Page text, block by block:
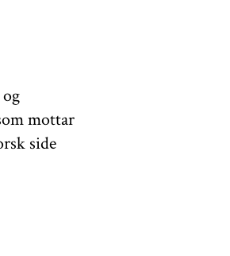
mottar
side